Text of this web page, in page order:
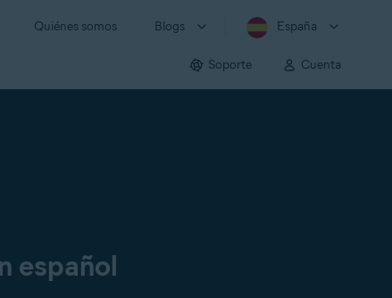
Quiénes somos Blogs España
Soporte Cuenta
español